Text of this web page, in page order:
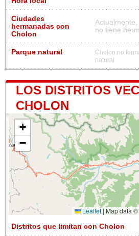
Ciudades
hermanadas con
Cholon
no tiene
Parque natural
Cholon no
natural
LOS DISTRITOS
CHOLON
+
−
Leaflet | Map data ©
Distritos que limitan con Cholon